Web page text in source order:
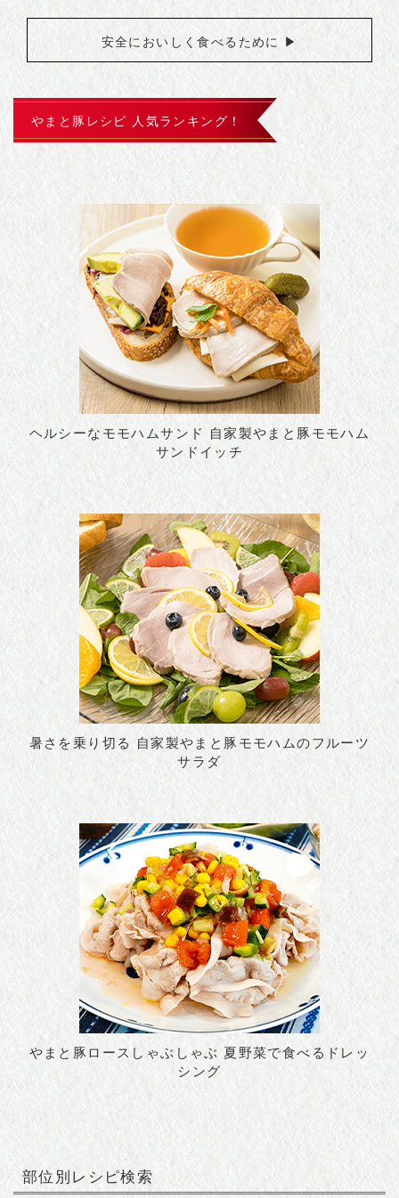
安全においしく食べるために ▶︎
やまと豚レシピ 人気ランキング！
ヘルシーなモモハムサンド 自家製やまと豚モモハム
サンドイッチ
暑さを乗り切る 自家製やまと豚モモハムのフルーツ
サラダ
やまと豚ロースしゃぶしゃぶ 夏野菜で食べるドレッ
シング
部位別レシピ検索